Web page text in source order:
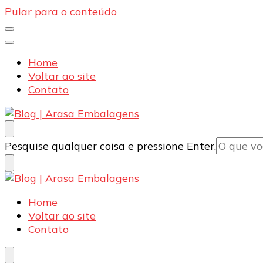
Pular para o conteúdo
Home
Voltar ao site
Contato
Blog | Arasa Embalagens
Confira conteúdos sobre embalagens para pizzas,
Procurando
algo?
Pesquise qualquer coisa e pressione Enter.
Blog | Arasa Embalagens
Confira conteúdos sobre embalagens para pizzas,
Home
Voltar ao site
Contato